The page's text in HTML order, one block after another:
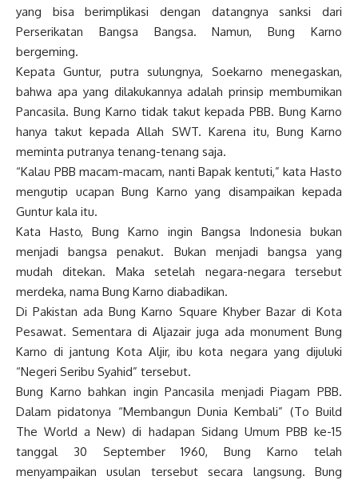
yang bisa berimplikasi dengan datangnya sanksi dari
Perserikatan Bangsa Bangsa. Namun, Bung Karno
bergeming.
Kepata Guntur, putra sulungnya, Soekarno menegaskan,
bahwa apa yang dilakukannya adalah prinsip membumikan
Pancasila. Bung Karno tidak takut kepada PBB. Bung Karno
hanya takut kepada Allah SWT. Karena itu, Bung Karno
meminta putranya tenang-tenang saja.
“Kalau PBB macam-macam, nanti Bapak kentuti,” kata Hasto
mengutip ucapan Bung Karno yang disampaikan kepada
Guntur kala itu.
Kata Hasto, Bung Karno ingin Bangsa Indonesia bukan
menjadi bangsa penakut. Bukan menjadi bangsa yang
mudah ditekan. Maka setelah negara-negara tersebut
merdeka, nama Bung Karno diabadikan.
Di Pakistan ada Bung Karno Square Khyber Bazar di Kota
Pesawat. Sementara di Aljazair juga ada monument Bung
Karno di jantung Kota Aljir, ibu kota negara yang dijuluki
“Negeri Seribu Syahid” tersebut.
Bung Karno bahkan ingin Pancasila menjadi Piagam PBB.
Dalam pidatonya “Membangun Dunia Kembali” (To Build
The World a New) di hadapan Sidang Umum PBB ke-15
tanggal 30 September 1960, Bung Karno telah
menyampaikan usulan tersebut secara langsung. Bung